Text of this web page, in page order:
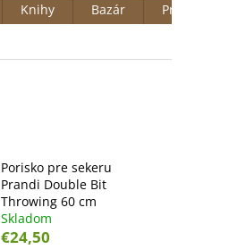
Knihy Bazár
Predávané
Porisko pre sekeru
Prandi Double Bit
Throwing 60 cm
Skladom
€24,50